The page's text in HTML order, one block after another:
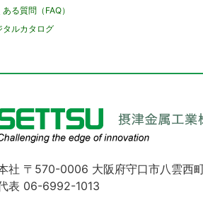
ある質問（FAQ）
タルカタログ
社 〒570-0006 大阪府守口市八雲西
表 06-6992-1013